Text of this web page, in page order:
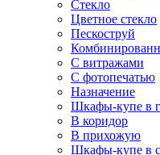
Стекло
Цветное стекло
Пескоструй
С витражами
С фотопечатью
Назначение
Шкафы-купе в
В коридор
В прихожую
Шкафы-купе в